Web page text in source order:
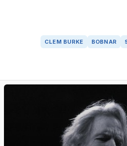
CLEM BURKE BOBNAR